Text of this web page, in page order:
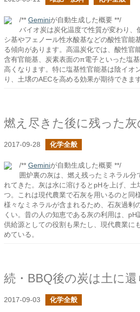
/** Geminiが自動生成した概要 **/
バイオ炭は炭化温度で性質が変わり、
シ基やフェノール性水酸基などの酸性官能
る傾向があります。高温炭化では、酸性官
含有官能基、炭素表面のπ電子といった塩
高くなります。特に塩基性官能基は陰イオ
り、土壌のAECを高める効果が期待できます
燃え尽きた後に残った灰
2017-09-28 化学全般
/** Geminiが自動生成した概要 **/
囲炉裏の灰は、燃え残ったミネラル分
れてきた。灰は水に溶けるとpHを上げ、土
つ。これは現代農業で石灰を用いるのと同
様々なミネラルが含まれるため、石灰過剰
くい。昔の人の知恵である灰の利用は、
供給源としての役割も果たし、現代農業に
めている。
2017-09-03 化学全般